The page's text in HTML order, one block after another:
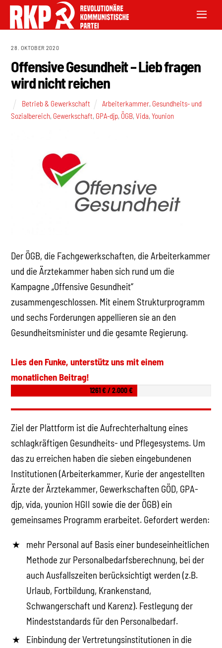
28. OKTOBER 2020
Offensive Gesundheit – Lieb fragen
wird nicht reichen
Betrieb & Gewerkschaft Arbeiterkammer, Gesundheits- und
Sozialbereich, Gewerkschaft, GPA-djp, ÖGB,Vida,Younion
Der ÖGB, die Fachgewerkschaften, die Arbeiterkammer
und die Ärztekammer haben sich rund um die
Kampagne „Offensive Gesundheit“
zusammengeschlossen. Mit einem Strukturprogramm
und sechs Forderungen appellieren sie an den
Gesundheitsminister und die gesamte Regierung.
Lies den Funke, unterstütz uns mit einem
monatlichen Beitrag!
1261 € / 2.000 €
Ziel der Plattform ist die Aufrechterhaltung eines
schlagkräftigen Gesundheits- und Pflegesystems. Um
das zu erreichen haben die sieben eingebundenen
Institutionen (Arbeiterkammer, Kurie der angestellten
Ärzte der Ärztekammer, Gewerkschaften GÖD, GPA-
djp, vida, younion HGII sowie die der ÖGB) ein
gemeinsames Programm erarbeitet. Gefordert werden:
mehr Personal auf Basis einer bundeseinheitlichen
Methode zur Personalbedarfsberechnung, bei der
auch Ausfallszeiten berücksichtigt werden (z.B.
Urlaub, Fortbildung, Krankenstand,
Schwangerschaft und Karenz). Festlegung der
Mindeststandards für den Personalbedarf.
Einbindung der Vertretungsinstitutionen in die